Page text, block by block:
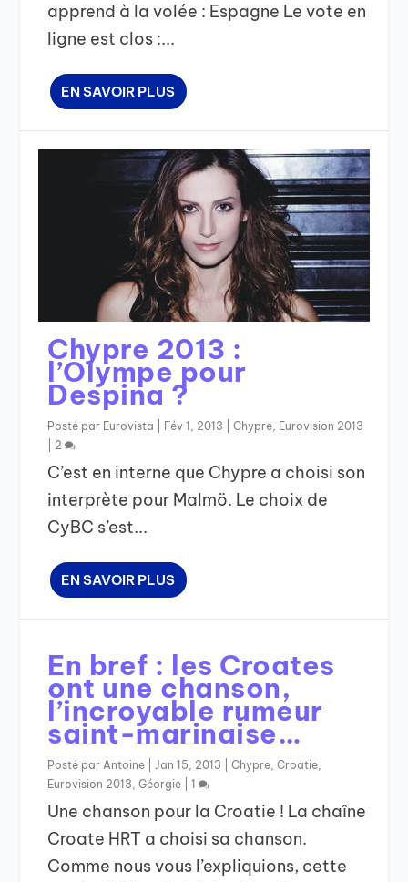
apprend à la volée : Espagne Le vote en
ligne est clos :...
EN SAVOIR PLUS
Chypre 2013 :
l’Olympe pour
Despina ?
Posté par Eurovista Fév 1, 2013 |Chypre, Eurovision 2013
2
C’est en interne que Chypre a choisi son
interprète pour Malmö. Le choix de
CyBC s’est...
EN SAVOIR PLUS
En bref : les Croates
ont une chanson,
l’incroyable rumeur
saint-marinaise…
Posté parAntoine |Jan 15, 2013 |Chypre,Croatie,
Eurovision 2013,Géorgie |1
Une chanson pour la Croatie ! La chaîne
Croate HRT a choisi sa chanson.
Comme nous vous l’expliquions, cette